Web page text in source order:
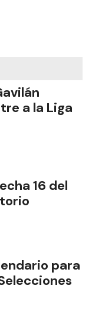
a la Liga
16 del
para